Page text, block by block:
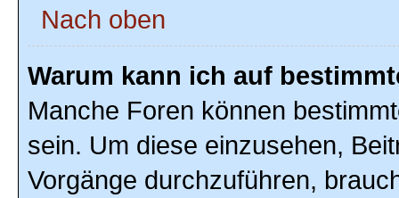
Nach oben
Warum kann ich auf
Manche Foren können
sein. Um diese einzusehen,
Vorgänge durchzuführen,